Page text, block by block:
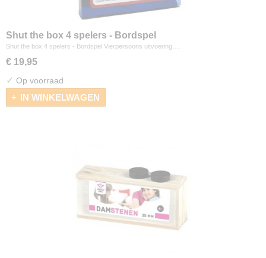
Shut the box 4 spelers - Bordspel
Shut the box 4 spelers - Bordspel Vierpersoons uitvoering,…
€ 19,95
✓ Op voorraad
IN WINKELWAGEN